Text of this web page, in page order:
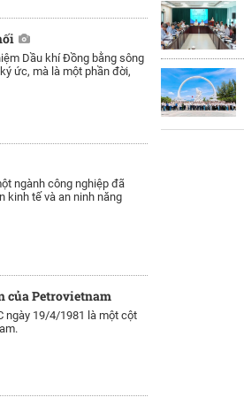
Dầu khí Đồng bằng sông
ức, mà là một phần đời,
ngành công nghiệp đã
kinh tế và an ninh năng
của Petrovietnam
ngày 19/4/1981 là một cột